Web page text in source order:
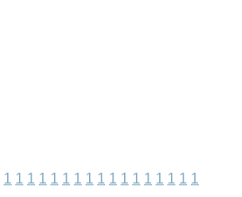
1 1 1 1 1 1 1 1 1 1 1 1 1 1 1 1 1